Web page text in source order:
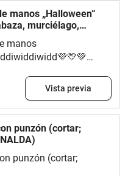
manos „Halloween“
murciélago,
manos
Vista previa
punzón (cortar;
punzón (cortar;